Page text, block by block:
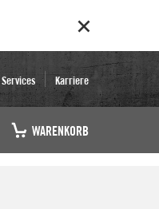
Karriere
WARENKORB